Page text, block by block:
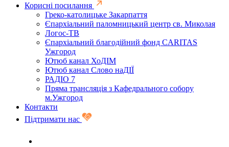
Корисні посилання
Греко-католицьке Закарпаття
Єпархіальний паломницький центр св. Миколая
Логос-ТВ
Єпархіальний благодійний фонд CARITAS
Ужгород
Ютюб канал ХоДІМ
Ютюб канал Слово наДІЇ
РАДІО 7
Пряма трансляція з Кафедрального собору
м.Ужгород
Контакти
Підтримати нас